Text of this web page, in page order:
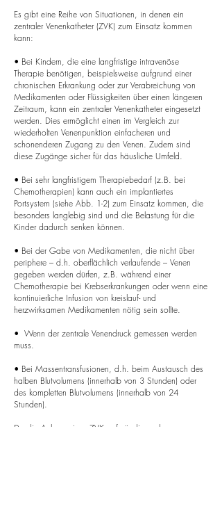
Es gibt eine Reihe von Situationen, in denen ein
zentraler Venenkatheter (ZVK) zum Einsatz kommen
kann:
• Bei Kindern, die eine langfristige intravenöse
Therapie benötigen, beispielsweise aufgrund einer
chronischen Erkrankung oder zur Verabreichung von
Medikamenten oder Flüssigkeiten über einen längeren
Zeitraum, kann ein zentraler Venenkatheter eingesetzt
werden. Dies ermöglicht einen im Vergleich zur
wiederholten Venenpunktion einfacheren und
schonenderen Zugang zu den Venen. Zudem sind
diese Zugänge sicher für das häusliche Umfeld.
• Bei sehr langfristigem Therapiebedarf (z.B. bei
Chemotherapien) kann auch ein implantiertes
Portsystem (siehe Abb. 1-2) zum Einsatz kommen, die
besonders langlebig sind und die Belastung für die
Kinder dadurch senken können.
• Bei der Gabe von Medikamenten, die nicht über
periphere – d.h. oberflächlich verlaufende – Venen
gegeben werden dürfen, z.B. während einer
Chemotherapie bei Krebserkrankungen oder wenn eine
kontinuierliche Infusion von kreislauf- und
herzwirksamen Medikamenten nötig sein sollte.
• Wenn der zentrale Venendruck gemessen werden
muss.
• Bei Massentransfusionen, d.h. beim Austausch des
halben Blutvolumens (innerhalb von 3 Stunden) oder
des kompletten Blutvolumens (innerhalb von 24
Stunden).
Da die Anlage eines ZVK aufwändig und